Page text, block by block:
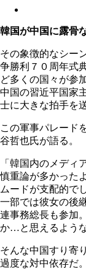
韓国が中国に露骨
その象徴的なシー
争勝利７０周年式
ど多くの国々が参
中国の習近平国家
士に大きな拍手を
この軍事パレード
谷哲也氏が語る。
「韓国内のメディ
慎重論が多かった
ムードが支配的で
一部では彼女の後
連事務総長も参加
か…と思えるよう
そんな中国すり寄
過度な対中依存だ